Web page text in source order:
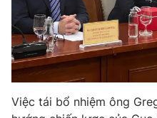
Việc tái bổ nhiệm ông